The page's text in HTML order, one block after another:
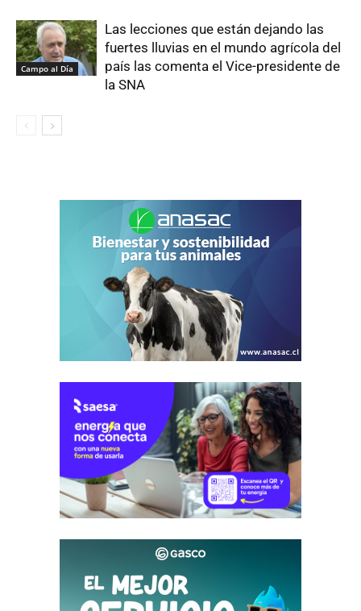
Campo al Día
Las lecciones que están dejando las
fuertes lluvias en el mundo agrícola del
país las comenta el Vice-presidente de
la SNA